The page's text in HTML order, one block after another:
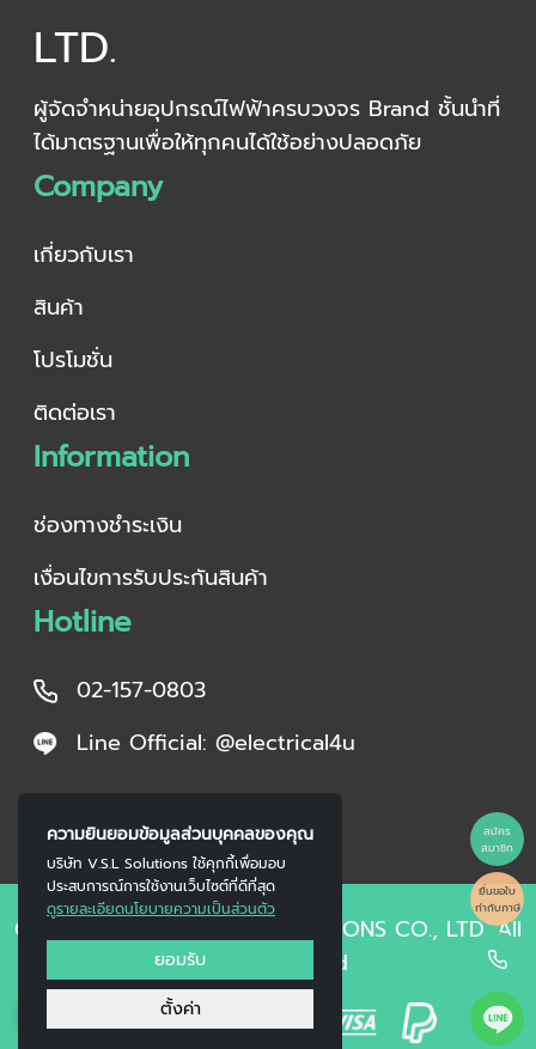
สมัคร
สมาชิก
ยื่นขอใบ
กำกับภาษี
0
ความยินยอมข้อมูลส่วนบุคคลของคุณ
บริษัท V.S.L Solutions ใช้คุกกี้เพื่อมอบ
ประสบการณ์การใช้งานเว็บไซต์ที่ดีที่สุด
ดูรายละเอียดนโยบายความเป็นส่วนตัว
ยอมรับ
ตั้งค่า
LTD.
ผู้จัดจำหน่ายอุปกรณ์ไฟฟ้าครบวงจร Brand ชั้นนำที่
ได้มาตรฐานเพื่อให้ทุกคนได้ใช้อย่างปลอดภัย
Company
เกี่ยวกับเรา
สินค้า
โปรโมชั่น
ติดต่อเรา
Information
ช่องทางชำระเงิน
เงื่อนไขการรับประกันสินค้า
Hotline
02-157-0803
Line Official: @electrical4u
Copyright © 2023 V.S.L SOLUTIONS CO., LTD. All
Right Reserved